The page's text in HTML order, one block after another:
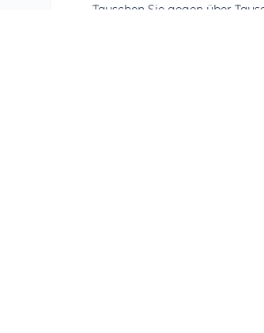
Tauschen Sie gegen über